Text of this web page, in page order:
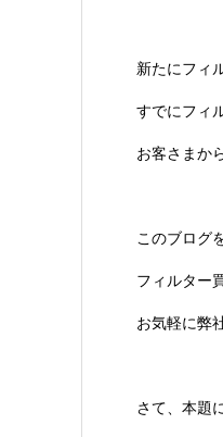
新たにフィ
すでにフィ
お客さまか
このブログ
フィルター
お気軽に弊
さて、本題